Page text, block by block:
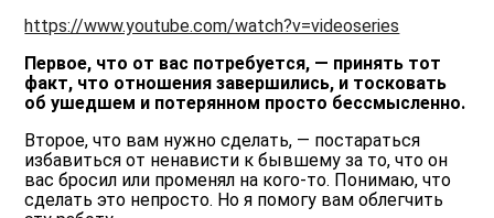
https://www.youtube.com/watch?v=videoseries
Первое, что от вас потребуется, ― принять тот
факт, что отношения завершились, и тосковать
об ушедшем и потерянном просто бессмысленно.
Второе, что вам нужно сделать, ― постараться
избавиться от ненависти к бывшему за то, что он
вас бросил или променял на кого-то. Понимаю, что
сделать это непросто. Но я помогу вам облегчить